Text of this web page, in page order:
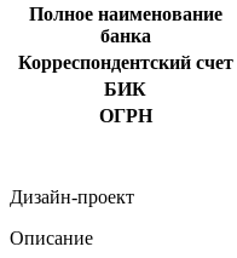
Полное наименование
банка
Корреспондентский счет
БИК
ОГРН
Дизайн-проект
Описание